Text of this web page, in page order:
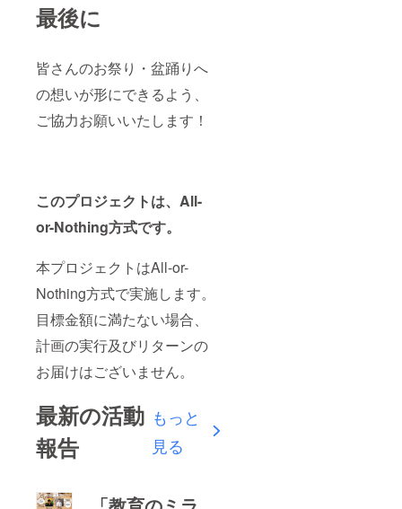
最後に
皆さんのお祭り・盆踊りへ
の想いが形にできるよう、
ご協力お願いいたします！
このプロジェクトは、All-
or-Nothing方式です。
本プロジェクトはAll-or-
Nothing方式で実施します。
目標金額に満たない場合、
計画の実行及びリターンの
お届けはございません。
最新の活動
報告
もっと
見る